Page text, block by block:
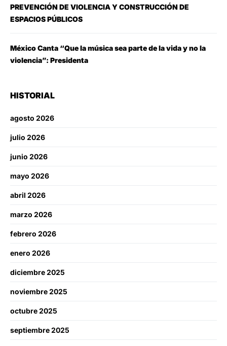
PREVENCIÓN DE VIOLENCIA Y CONSTRUCCIÓN DE
ESPACIOS PÚBLICOS
México Canta “Que la música sea parte de la vida y no la
violencia”: Presidenta
HISTORIAL
agosto 2026
julio 2026
junio 2026
mayo 2026
abril 2026
marzo 2026
febrero 2026
enero 2026
diciembre 2025
noviembre 2025
octubre 2025
septiembre 2025